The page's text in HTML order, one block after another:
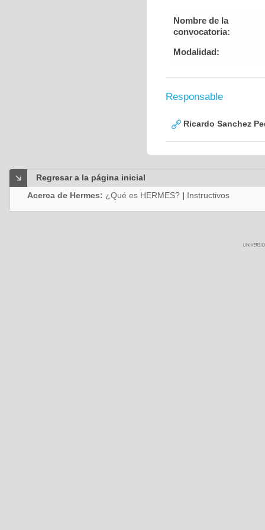
Nombre de la
convocatoria:
Modalidad:
Responsable
Ricardo Sanchez
Regresar a la página inicial
Acerca de Hermes: ¿Qué es HERMES? | Instructivos